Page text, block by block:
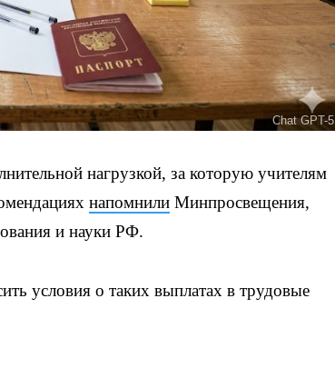
Chat GPT-5
нагрузкой, за которую учителям
напомнили Минпросвещения,
и науки РФ.
условия о таких выплатах в трудовые